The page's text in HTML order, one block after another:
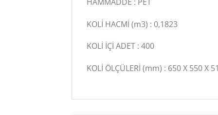
KOLİ HACMİ (m3) : 0,1823
KOLİ İÇİ ADET : 400
KOLİ ÖLÇÜLERİ (mm) : 650 X 550 X